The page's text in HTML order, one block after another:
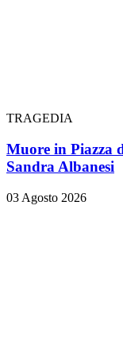
TRAGEDIA
Muore in Piazza
Sandra Albanesi
03 Agosto 2026